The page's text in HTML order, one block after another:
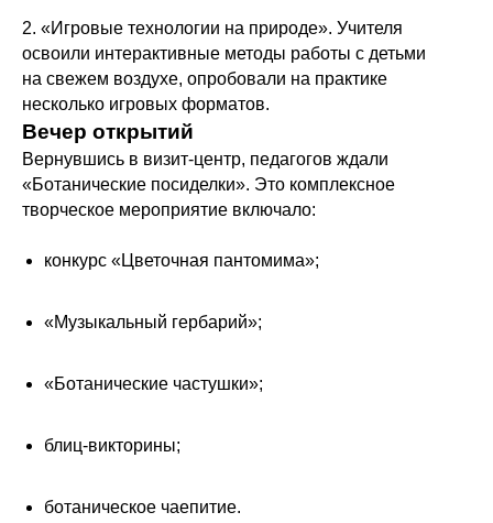
2. «Игровые технологии на природе». Учителя
освоили интерактивные методы работы с детьми
на свежем воздухе, опробовали на практике
несколько игровых форматов.
Вечер открытий
Вернувшись в визит‑центр, педагогов ждали
«Ботанические посиделки». Это комплексное
творческое мероприятие включало:
конкурс «Цветочная пантомима»;
«Музыкальный гербарий»;
«Ботанические частушки»;
блиц‑викторины;
ботаническое чаепитие.